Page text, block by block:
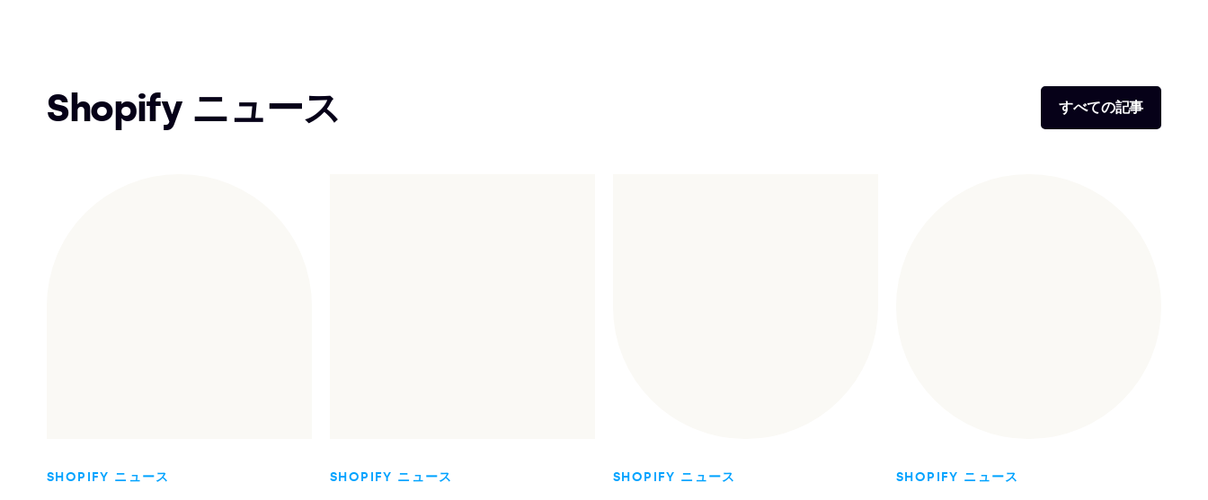
Shopify ニュース すべての記事
SHOPIFY ニュース SHOPIFY ニュース SHOPIFY ニュース SHOPIFY ニュース